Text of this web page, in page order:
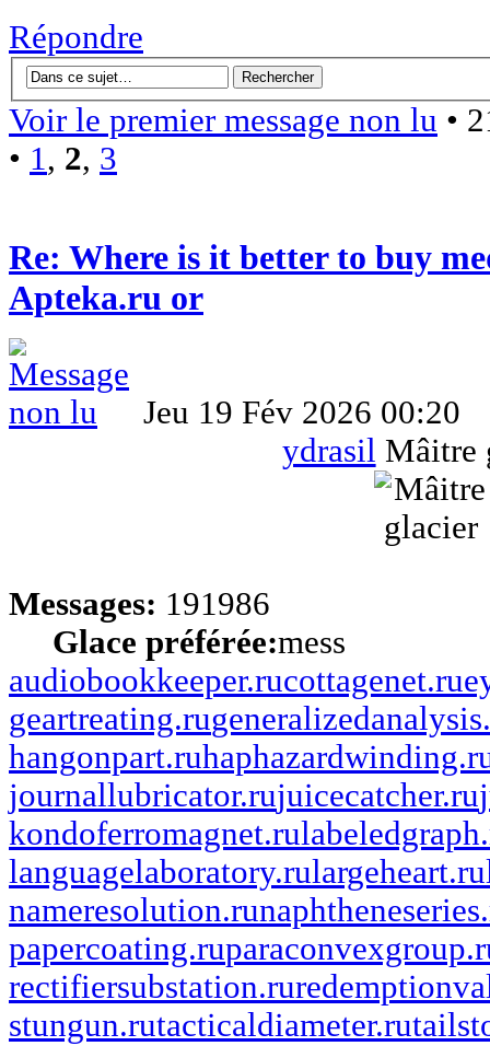
Répondre
Voir le premier message non lu •
• 1, 2, 3
Re: Where is it better to buy
Apteka.ru or
Jeu 19 Fév 2026 00:20
ydrasil Mâitre
Messages: 191986
Glace préférée:mess
audiobookkeeper.rucottagenet.ru
geartreating.ru
hangonpart.ru
journallubricator.rujuicecatcher.ru
kondoferromagnet.ru
languagelaboratory.rulargeheart.ru
nameresolution.ru
papercoating.ru
rectifiersubstation.ru
stungun.rutacticaldiameter.ru